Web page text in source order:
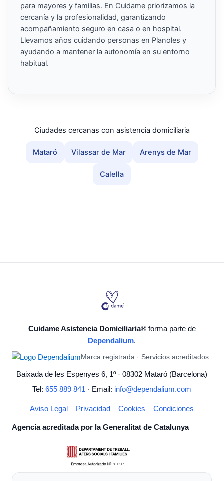
para mayores y familias. En Cuidame priorizamos la
cercanía y la profesionalidad, garantizando
acompañamiento seguro en casa o en hospital.
Llevamos años cuidando personas en Planoles y
ayudando a mantener la autonomía en su entorno
habitual.
Ciudades cercanas con asistencia domiciliaria
Mataró Vilassar de Mar Arenys de Mar
Calella
Cuidame Asistencia Domiciliaria®forma parte de
Dependalium.
Marca registrada · Servicios acreditados
Baixada de les Espenyes 6, 1º · 08302 Mataró (Barcelona)
Tel: 655 889 841 · Email: info@dependalium.com
Aviso Legal Privacidad Cookies Condiciones
Agencia acreditada por la Generalitat de Catalunya